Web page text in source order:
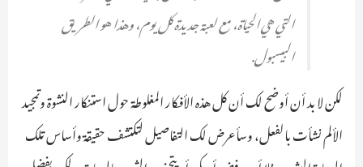
التي هي الحياة، مع لعبة جديدة كل يوم، وهذا هو الطريق
البيسبول.
لكن لا بد أن أوضح لك أن كل هذه الأفكار المغلوطة حول استنكار النشوة وتمجيد
الألم نشأت بالفعل، وسأعرض لك التفاصيل لتكتشف حقيقة وأساس تلك